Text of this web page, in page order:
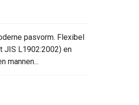
pasvorm. Flexibel
JIS L1902:2002) en
mannen...